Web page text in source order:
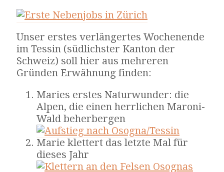
Unser erstes verlängertes Wochenende
im Tessin (südlichster Kanton der
Schweiz) soll hier aus mehreren
Gründen Erwähnung finden:
Maries erstes Naturwunder: die
Alpen, die einen herrlichen Maroni-
Wald beherbergen
Marie klettert das letzte Mal für
dieses Jahr